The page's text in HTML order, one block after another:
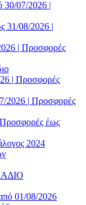
30/07/2026 |
08/2026 |
| Προσφορές
| Προσφορές
2026 | Προσφορές
έως
2024
01/08/2026